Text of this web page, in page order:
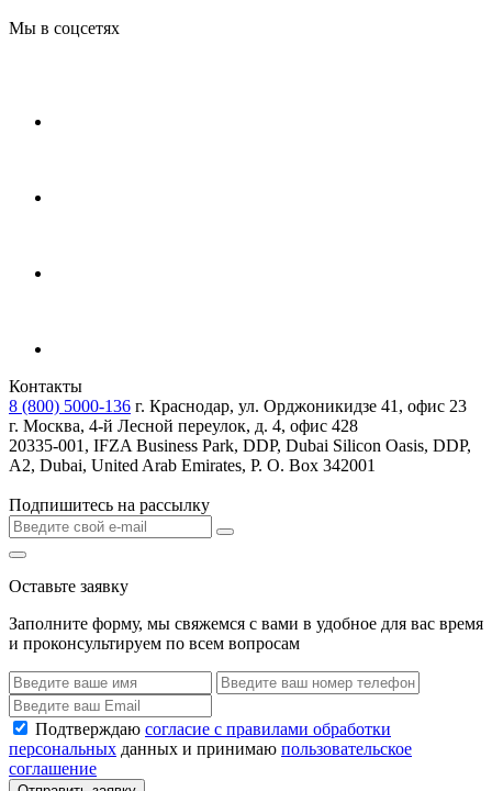
Мы в соцсетях
Контакты
8 (800) 5000-136 г. Краснодар, ул. Орджоникидзе 41, офис 23
г. Москва, 4-й Лесной переулок, д. 4, офис 428
20335-001, IFZA Business Park, DDP, Dubai Silicon Oasis, DDP,
A2, Dubai, United Arab Emirates, P. O. Box 342001
Подпишитесь на рассылку
Оставьте заявку
Заполните форму, мы свяжемся с вами в удобное для вас время
и проконсультируем по всем вопросам
Подтверждаю согласие с правилами обработки
персональных данных и принимаю пользовательское
соглашение